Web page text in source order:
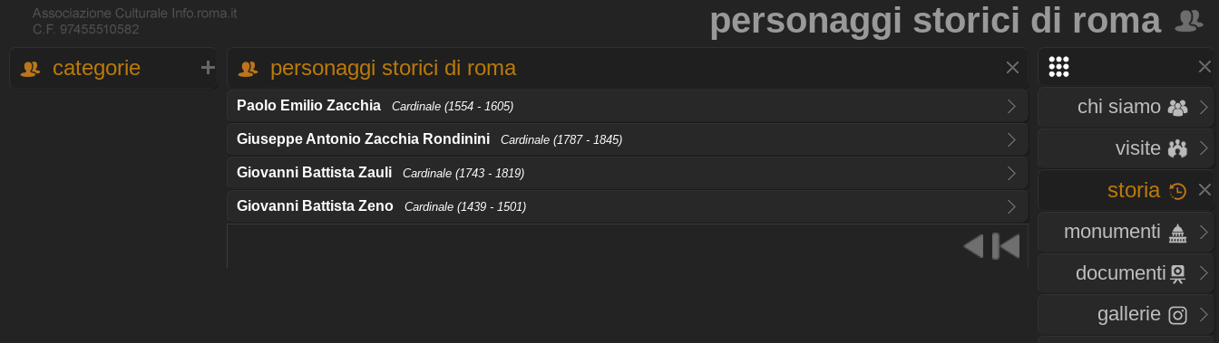
personaggi storici di roma
chi siamo
visite
storia
monumenti
documenti
gallerie
categorie personaggi storici di roma
Paolo Emilio Zacchia Cardinale (1554 - 1605)
Giuseppe Antonio Zacchia Rondinini Cardinale (1787 - 1845)
Giovanni Battista Zauli Cardinale (1743 - 1819)
Giovanni Battista Zeno Cardinale (1439 - 1501)